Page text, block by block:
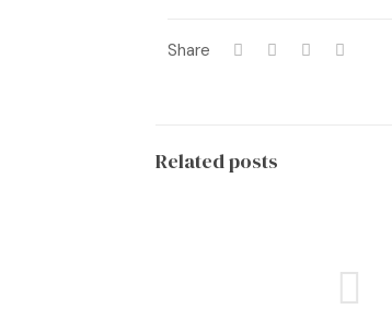
Share
Related posts